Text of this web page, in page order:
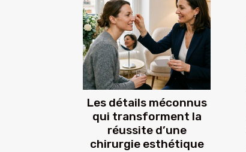
Les détails méconnus
qui transforment la
réussite d’une
chirurgie esthétique